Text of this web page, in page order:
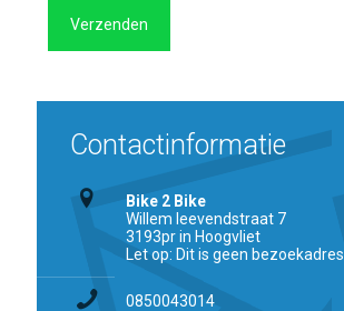
Contactinformatie
Bike 2 Bike
Willem leevendstraat 7
3193pr in Hoogvliet
Let op: Dit is geen bezoekadres
0850043014